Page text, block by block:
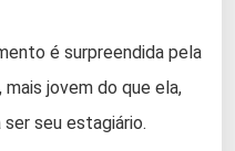
é surpreendida pela
jovem do que ela,
seu estagiário.